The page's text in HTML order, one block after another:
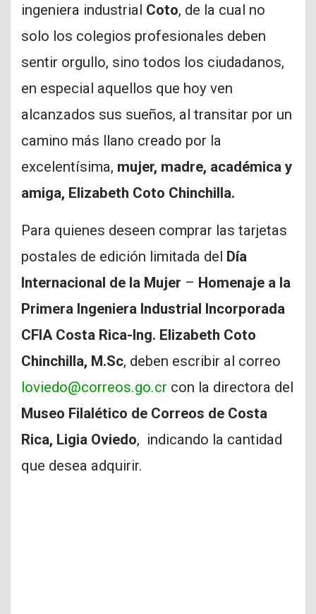
ingeniera industrial Coto, de la cual no
solo los colegios profesionales deben
sentir orgullo, sino todos los ciudadanos,
en especial aquellos que hoy ven
alcanzados sus sueños, al transitar por un
camino más llano creado por la
excelentísima, mujer, madre, académica y
amiga, Elizabeth Coto Chinchilla.
Para quienes deseen comprar las tarjetas
postales de edición limitada del Día
Internacional de la Mujer – Homenaje a la
Primera Ingeniera Industrial Incorporada
CFIA Costa Rica-Ing. Elizabeth Coto
Chinchilla, M.Sc, deben escribir al correo
loviedo@correos.go.cr con la directora del
Museo Filalético de Correos de Costa
Rica, Ligia Oviedo, indicando la cantidad
que desea adquirir.